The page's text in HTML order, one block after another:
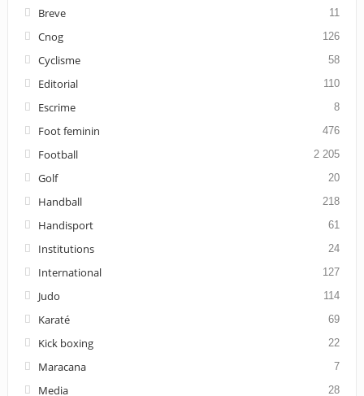
Breve 11
Cnog 126
Cyclisme 58
Editorial 110
Escrime 8
Foot feminin 476
Football 2 205
Golf 20
Handball 218
Handisport 61
Institutions 24
International 127
Judo 114
Karaté 69
Kick boxing 22
Maracana 7
Media 28